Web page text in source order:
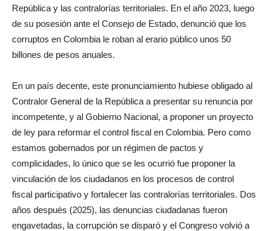
República y las contralorías territoriales. En el año 2023, luego
de su posesión ante el Consejo de Estado, denunció que los
corruptos en Colombia le roban al erario público unos 50
billones de pesos anuales.
En un país decente, este pronunciamiento hubiese obligado al
Contralor General de la República a presentar su renuncia por
incompetente, y al Gobierno Nacional, a proponer un proyecto
de ley para reformar el control fiscal en Colombia. Pero como
estamos gobernados por un régimen de pactos y
complicidades, lo único que se les ocurrió fue proponer la
vinculación de los ciudadanos en los procesos de control
fiscal participativo y fortalecer las contralorías territoriales. Dos
años después (2025), las denuncias ciudadanas fueron
engavetadas, la corrupción se disparó y el Congreso volvió a